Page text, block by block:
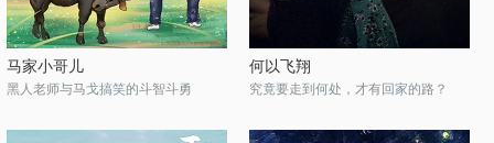
马家小哥儿
黑人老师与马戈搞笑的斗智斗勇
何以飞翔
究竟要走到何处，才有回家的路？